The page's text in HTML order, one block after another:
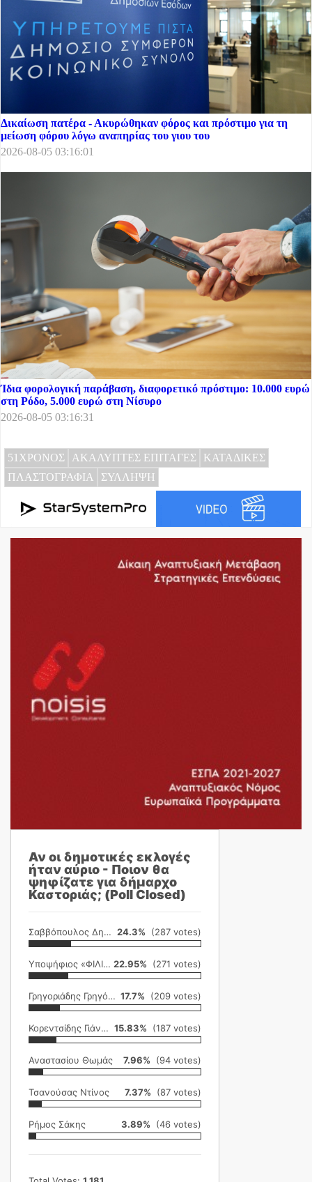
Δικαίωση πατέρα - Ακυρώθηκαν φόρος και πρόστιμο για τη
μείωση φόρου λόγω αναπηρίας του γιου του
2026-08-05 03:16:01
Ίδια φορολογική παράβαση, διαφορετικό πρόστιμο: 10.000 ευρώ
στη Ρόδο, 5.000 ευρώ στη Νίσυρο
2026-08-05 03:16:31
51ΧΡΟΝΟΣ ΑΚΑΛΥΠΤΕΣ ΕΠΙΤΑΓΕΣ
ΚΑΤΑΔΙΚΕΣ
ΠΛΑΣΤΟΓΡΑΦΙΑ
ΣΥΛΛΗΨΗ
Αν οι δημοτικές εκλογές
ήταν αύριο - Ποιον θα
ψηφίζατε για δήμαρχο
Καστοριάς; (Poll Closed)
Σαββόπουλος Δημήτρης 24.3% (287 votes)
Υποψήφιος «ΦΙΛΙΚΗ ΕΤΑΙΡΕΙΑ» 22.95% (271 votes)
Γρηγοριάδης Γρηγόρης 17.7% (209 votes)
Κορεντσίδης Γιάννης 15.83% (187 votes)
Αναστασίου Θωμάς 7.96% (94 votes)
Τσανούσας Ντίνος 7.37% (87 votes)
Ρήμος Σάκης 3.89% (46 votes)